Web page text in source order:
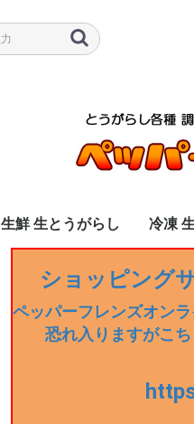
生鮮 生とうがらし
生とうがらし全商品
2024年夏「生」入荷済み商
品 new!
生 ハラペーニョ
生 ハバネロ
生 青・赤唐辛子 甘口
生 青・赤唐辛子 辛口
生 セラーノ
生 ブート・ジョロキア
生 プリッキーヌ
生 鷹の爪
生 トリニダード・スコーピオ
ン・ブッチ・テイラー
生 キャロライナ・リーパー
生 ポブラーノ
生 黄唐辛子
生 ドラゴンズ・ブレス
常温便配送-送料無料
常温便配送-送料別
冷凍
冷凍 生
冷凍 ハ
冷凍 ハ
冷凍 青
冷凍 青
冷凍 セ
冷凍 ブ
冷凍 プ
冷凍 鷹の
冷凍 ト
オン・
冷凍 キ
冷凍 黄
冷凍 ド
ショッピング
ペッパーフレンズオン
恐れ入りますがこ